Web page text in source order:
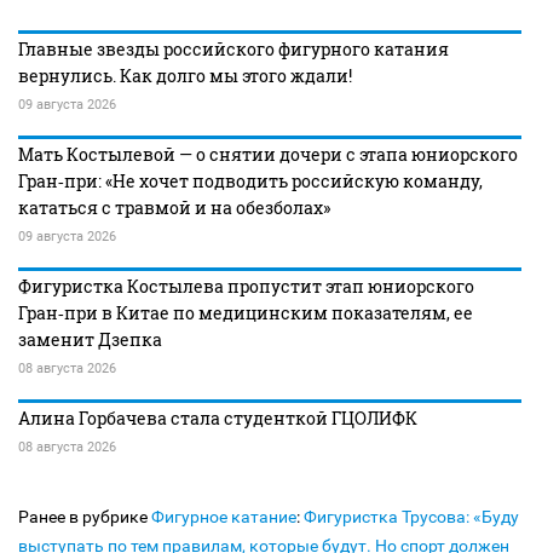
Главные звезды российского фигурного катания
вернулись. Как долго мы этого ждали!
09 августа 2026
Мать Костылевой — о снятии дочери с этапа юниорского
Гран‑при: «Не хочет подводить российскую команду,
кататься с травмой и на обезболах»
09 августа 2026
Фигуристка Костылева пропустит этап юниорского
Гран‑при в Китае по медицинским показателям, ее
заменит Дзепка
08 августа 2026
Алина Горбачева стала студенткой ГЦОЛИФК
08 августа 2026
Ранее в рубрикеФигурное катание:Фигуристка Трусова: «Буду
выступать по тем правилам, которые будут. Но спорт должен